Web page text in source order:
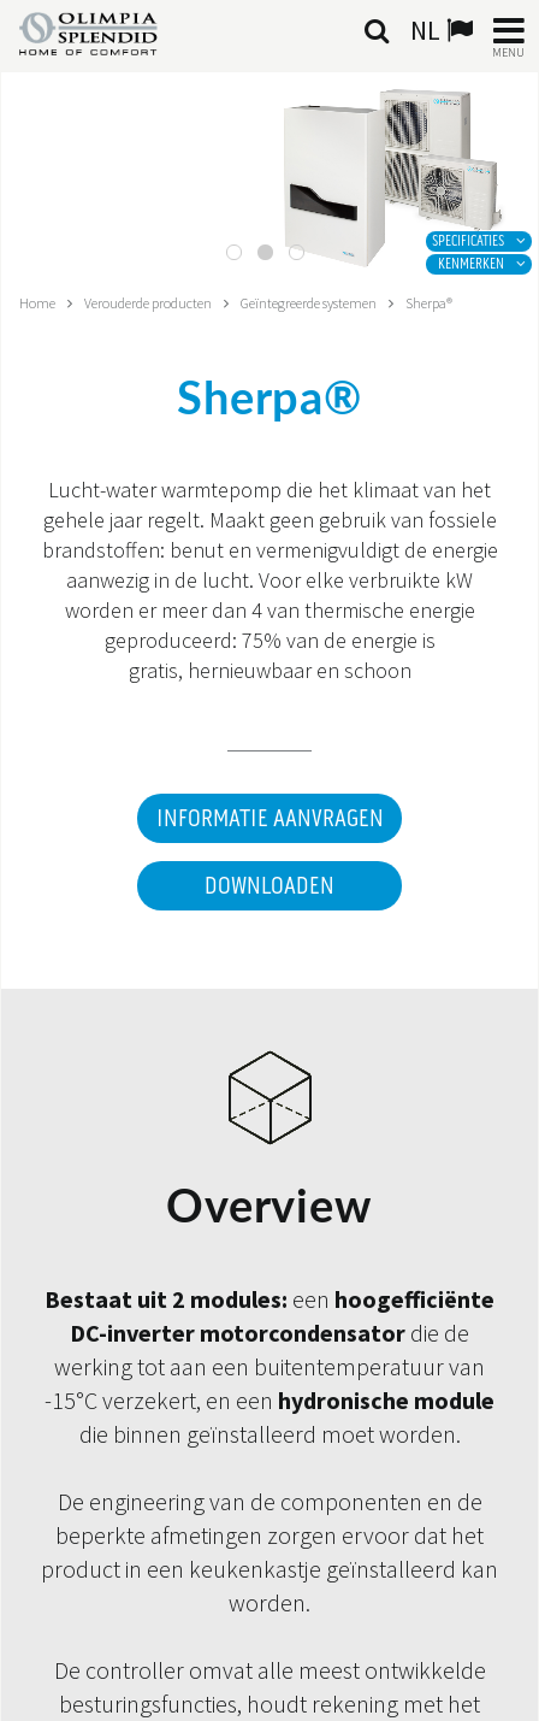
NL
MENU
GEÏNTEGREERDE SYSTEMEN
WERELD OS
DOCUMENTATIE PRODUCTEN
SPECIFICATIES
KENMERKEN
Home Verouderde producten Geïntegreerde systemen Sherpa®
Sherpa®
Lucht-water warmtepomp die het klimaat van het
gehele jaar regelt. Maakt geen gebruik van fossiele
brandstoffen: benut en vermenigvuldigt de energie
aanwezig in de lucht. Voor elke verbruikte kW
worden er meer dan 4 van thermische energie
geproduceerd: 75% van de energie is
gratis, hernieuwbaar en schoon
INFORMATIE AANVRAGEN
DOWNLOADEN
Overview
Bestaat uit 2 modules: een hoogefficiënte
DC-inverter motorcondensator die de
werking tot aan een buitentemperatuur van
-15°C verzekert, en een hydronische module
die binnen geïnstalleerd moet worden.
De engineering van de componenten en de
beperkte afmetingen zorgen ervoor dat het
product in een keukenkastje geïnstalleerd kan
worden.
De controller omvat alle meest ontwikkelde
besturingsfuncties, houdt rekening met het